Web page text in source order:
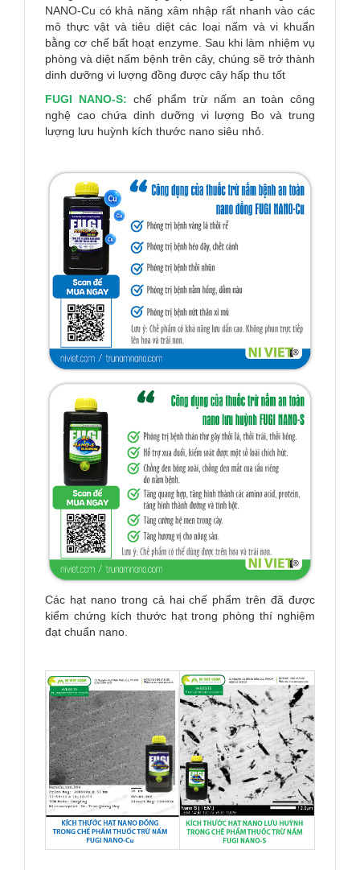
NANO-Cu có khả năng xâm nhập rất nhanh vào các
mô thực vật và tiêu diệt các loại nấm và vi khuẩn
bằng cơ chế bất hoạt enzyme. Sau khi làm nhiệm vụ
phòng và diệt nấm bệnh trên cây, chúng sẽ trở thành
dinh dưỡng vi lượng đồng được cây hấp thu tốt
FUGI NANO-S: chế phẩm trừ nấm an toàn công
nghệ cao chứa dinh dưỡng vi lượng Bo và trung
lượng lưu huỳnh kích thước nano siêu nhỏ.
Các hạt nano trong cả hai chế phẩm trên đã được
kiểm chứng kích thước hạt trong phòng thí nghiệm
đạt chuẩn nano.